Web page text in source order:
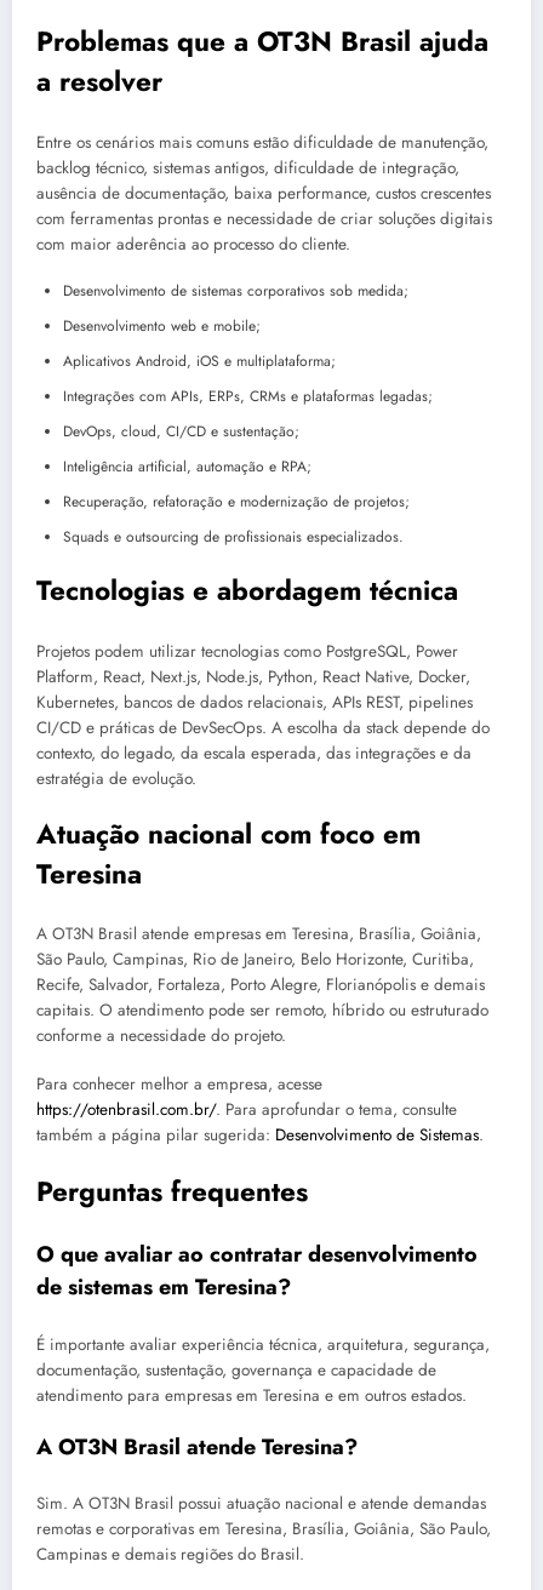
Problemas que a OT3N Brasil ajuda
a resolver
Entre os cenários mais comuns estão dificuldade de manutenção,
backlog técnico, sistemas antigos, dificuldade de integração,
ausência de documentação, baixa performance, custos crescentes
com ferramentas prontas e necessidade de criar soluções digitais
com maior aderência ao processo do cliente.
Desenvolvimento de sistemas corporativos sob medida;
Desenvolvimento web e mobile;
Aplicativos Android, iOS e multiplataforma;
Integrações com APIs, ERPs, CRMs e plataformas legadas;
DevOps, cloud, CI/CD e sustentação;
Inteligência artificial, automação e RPA;
Recuperação, refatoração e modernização de projetos;
Squads e outsourcing de profissionais especializados.
Tecnologias e abordagem técnica
Projetos podem utilizar tecnologias como PostgreSQL, Power
Platform, React, Next.js, Node.js, Python, React Native, Docker,
Kubernetes, bancos de dados relacionais, APIs REST, pipelines
CI/CD e práticas de DevSecOps. A escolha da stack depende do
contexto, do legado, da escala esperada, das integrações e da
estratégia de evolução.
Atuação nacional com foco em
Teresina
A OT3N Brasil atende empresas em Teresina, Brasília, Goiânia,
São Paulo, Campinas, Rio de Janeiro, Belo Horizonte, Curitiba,
Recife, Salvador, Fortaleza, Porto Alegre, Florianópolis e demais
capitais. O atendimento pode ser remoto, híbrido ou estruturado
conforme a necessidade do projeto.
Para conhecer melhor a empresa, acesse
https://otenbrasil.com.br/. Para aprofundar o tema, consulte
também a página pilar sugerida: Desenvolvimento de Sistemas.
Perguntas frequentes
O que avaliar ao contratar desenvolvimento
de sistemas em Teresina?
É importante avaliar experiência técnica, arquitetura, segurança,
documentação, sustentação, governança e capacidade de
atendimento para empresas em Teresina e em outros estados.
A OT3N Brasil atende Teresina?
Sim. A OT3N Brasil possui atuação nacional e atende demandas
remotas e corporativas em Teresina, Brasília, Goiânia, São Paulo,
Campinas e demais regiões do Brasil.